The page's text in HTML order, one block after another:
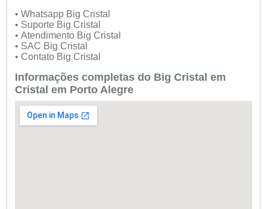
• Whatsapp Big Cristal
• Suporte Big Cristal
• Atendimento Big Cristal
• SAC Big Cristal
• Contato Big Cristal
Informações completas do Big Cristal em
Cristal em Porto Alegre